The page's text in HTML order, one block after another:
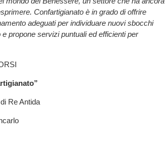
Confartigianato è in grado di offrire
adeguati per individuare nuovi sbocchi
propone servizi puntuali ed efficienti per
Re Antida